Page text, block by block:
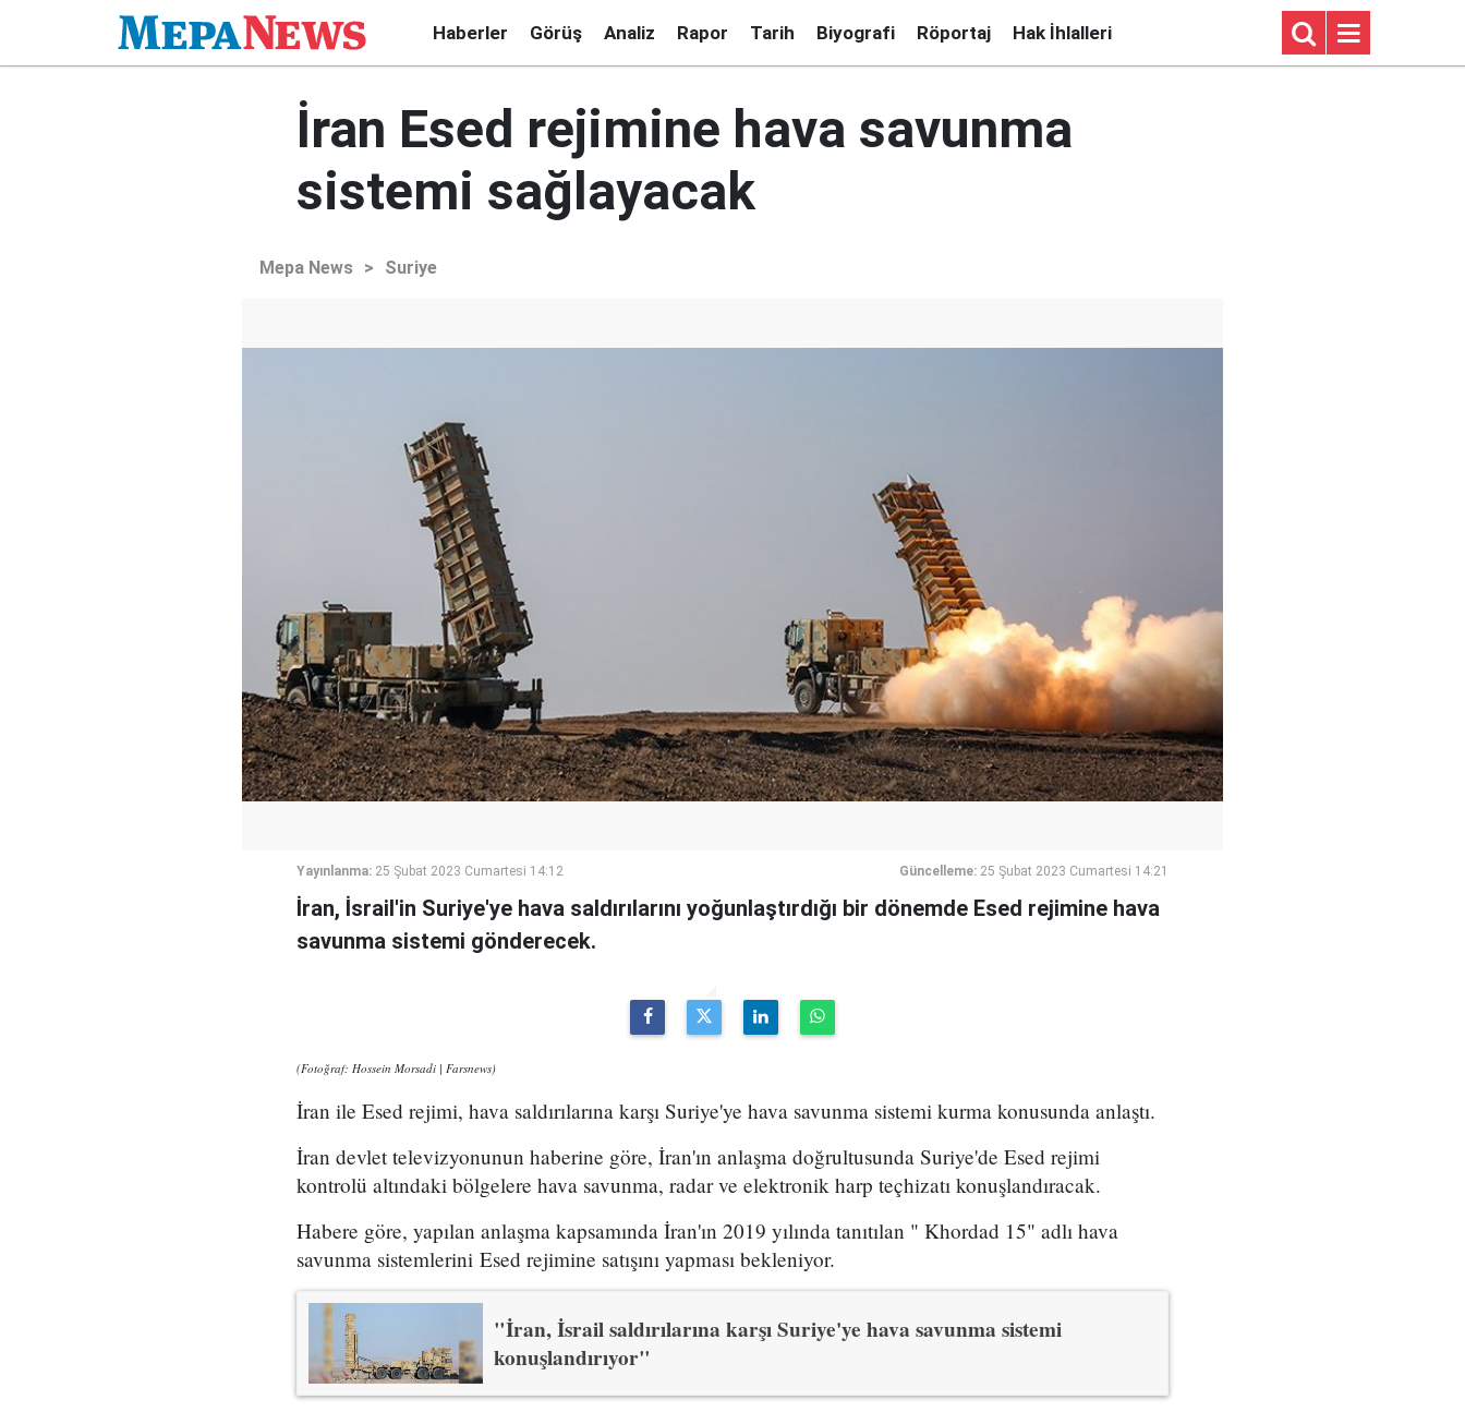
Haberler Görüş Analiz Rapor Tarih Biyografi Röportaj Hak İhlalleri
İran Esed rejimine hava savunma
sistemi sağlayacak
Mepa News > Suriye
Yayınlanma: 25 Şubat 2023 Cumartesi 14:12 Güncelleme: 25 Şubat 2023 Cumartesi 14:21
İran, İsrail'in Suriye'ye hava saldırılarını yoğunlaştırdığı bir dönemde Esed rejimine hava
savunma sistemi gönderecek.
(Fotoğraf: Hossein Morsadi | Farsnews)
İran ile Esed rejimi, hava saldırılarına karşı Suriye'ye hava savunma sistemi kurma konusunda anlaştı.
İran devlet televizyonunun haberine göre, İran'ın anlaşma doğrultusunda Suriye'de Esed rejimi
kontrolü altındaki bölgelere hava savunma, radar ve elektronik harp teçhizatı konuşlandıracak.
Habere göre, yapılan anlaşma kapsamında İran'ın 2019 yılında tanıtılan " Khordad 15" adlı hava
savunma sistemlerini Esed rejimine satışını yapması bekleniyor.
"İran, İsrail saldırılarına karşı Suriye'ye hava savunma sistemi
konuşlandırıyor"